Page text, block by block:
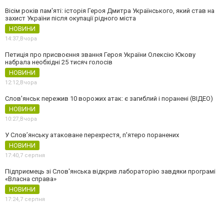
Вісім років пам'яті: історія Героя Дмитра Українського, який став на
захист України після окупації рідного міста
НОВИНИ
14:37,Вчора
Петиція про присвоєння звання Героя України Олексію Юкову
набрала необхідні 25 тисяч голосів
НОВИНИ
12:12,Вчора
Слов'янськ пережив 10 ворожих атак: є загиблий і поранені (ВІДЕО)
НОВИНИ
10:27,Вчора
У Слов’янську атаковане перехрестя, п'ятеро поранених
НОВИНИ
17:40,7 серпня
Підприємець зі Слов'янська відкрив лабораторію завдяки програмі
«Власна справа»
НОВИНИ
17:24,7 серпня